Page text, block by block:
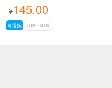
¥145.00
可退换 2026-08-06